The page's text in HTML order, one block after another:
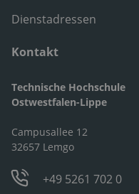
Dienstadressen
Kontakt
Technische Hochschule
Ostwestfalen-Lippe
Campusallee 12
32657 Lemgo
+49 5261 702 0